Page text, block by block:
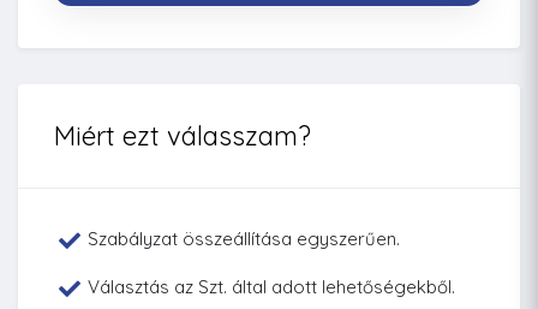
Miért ezt válasszam?
Szabályzat összeállítása egyszerűen.
Választás az Szt. által adott lehetőségekből.